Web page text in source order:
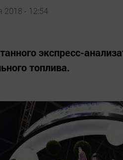
2018 - 12:54
экспресс-
топлива.